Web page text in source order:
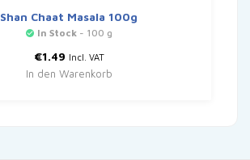
Shan Chaat Masala 100g
In Stock - 100 g
€1.49 Incl. VAT
In den Warenkorb